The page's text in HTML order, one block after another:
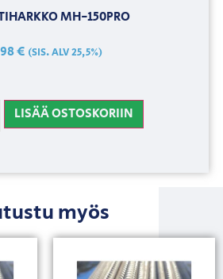
MH-150PRO
€ (SIS. ALV 25,5%)
LISÄÄ OSTOSKORIIN
myös